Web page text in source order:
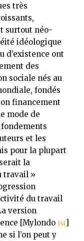
très
surtout néo-
idéologique
d’existence ont
des
sociale nés au
fondés
financement
mode de
et les
pour la plupart
la
travail »
du travail
version
[Mylondo [4] ]
si l’on peut y